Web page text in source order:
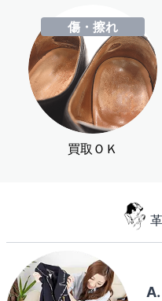
傷・擦れ
買取ＯＫ